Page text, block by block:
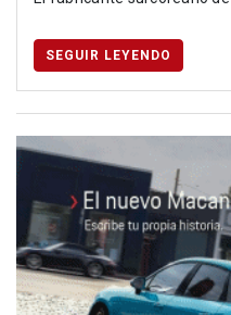
SEGUIR LEYENDO